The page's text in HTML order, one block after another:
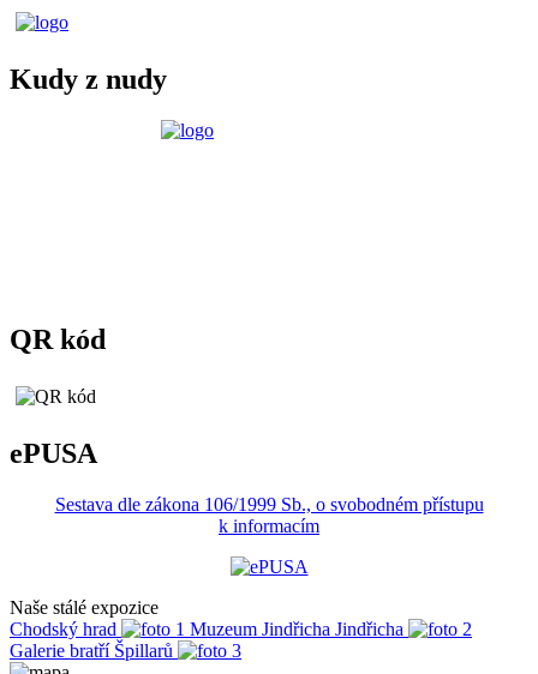
Kudy z nudy
QR kód
ePUSA
Sestava dle zákona 106/1999 Sb., o svobodném přístupu
k informacím
Naše stálé expozice
Chodský hrad
Muzeum Jindřicha Jindřicha
Galerie bratří Špillarů